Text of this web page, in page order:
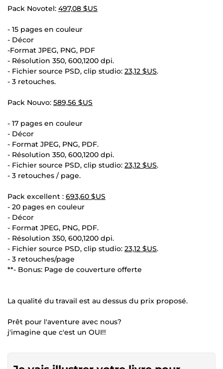
Pack Novotel: 497,08 $US
- 15 pages en couleur
- Décor
-Format JPEG, PNG, PDF
- Résolution 350, 600,1200 dpi.
- Fichier source PSD, clip studio: 23,12 $US.
- 3 retouches.
Pack Nouvo: 589,56 $US
- 17 pages en couleur
- Décor
- Format JPEG, PNG, PDF.
- Résolution 350, 600,1200 dpi.
- Fichier source PSD, clip studio: 23,12 $US.
- 3 retouches / page.
Pack excellent : 693,60 $US
- 20 pages en couleur
- Décor
- Format JPEG, PNG, PDF.
- Résolution 350, 600,1200 dpi.
- Fichier source PSD, clip studio: 23,12 $US.
- 3 retouches/page
**- Bonus: Page de couverture offerte
La qualité du travail est au dessus du prix proposé.
Prêt pour l'aventure avec nous?
j'imagine que c'est un OUI!!